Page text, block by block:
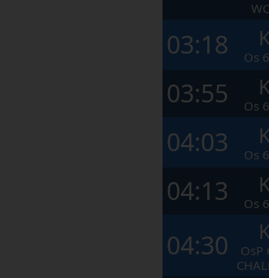
03:18
Os
03:55
Os
04:03
Os
04:13
Os
04:30
OsP